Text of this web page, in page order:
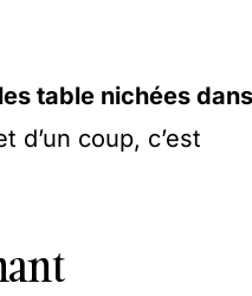
les table nichées dans
d’un coup, c’est